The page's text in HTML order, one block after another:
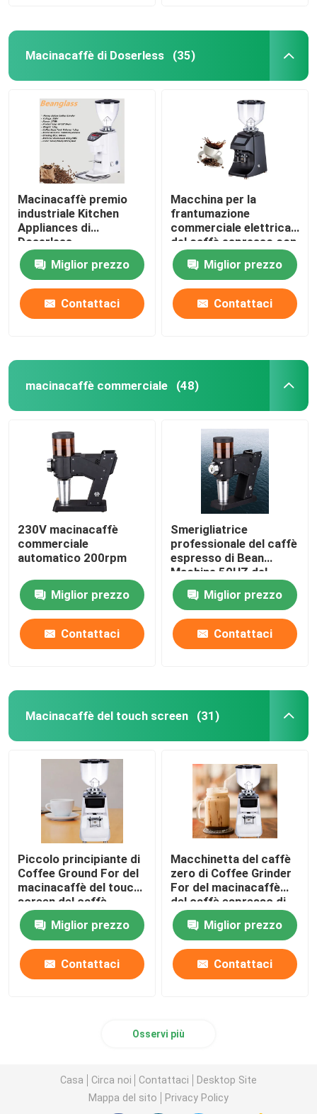
Macinacaffè di Doserless (35)
Macinacaffè premio
industriale Kitchen
Appliances di
Doserless
Miglior prezzo
Contattaci
Macchina per la
frantumazione
commerciale elettrica
del caffè espresso con
la sbavatura di titanio
Miglior prezzo
Contattaci
macinacaffè commerciale (48)
230V macinacaffè
commerciale
automatico 200rpm
Miglior prezzo
Contattaci
Smerigliatrice
professionale del caffè
espresso di Bean
Machine 50HZ del
caffè espresso
dell'OEMMiglior prezzo
Contattaci
Macinacaffè del touch screen (31)
Piccolo principiante di
Coffee Ground For del
macinacaffè del touch
screen del caffè
espresso del livello di
entrataMiglior prezzo
Contattaci
Macchinetta del caffè
zero di Coffee Grinder
For del macinacaffè
del caffè espresso di
conservazione
Miglior prezzo
Contattaci
Osservi più
Casa Circa noi Contattaci
Desktop Site
Mappa del sito
Privacy Policy